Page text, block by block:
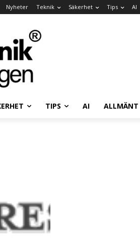
Nyheter Teknik Säkerhet Tips AI
TIPS AI ALLMÄNT